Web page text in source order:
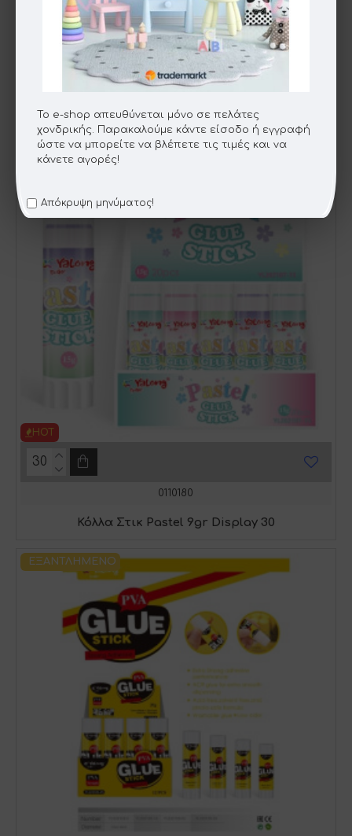
Το e-shop απευθύνεται μόνο σε πελάτες
χονδρικής. Παρακαλούμε κάντε είσοδο ή εγγραφή
ώστε να μπορείτε να βλέπετε τις τιμές και να
κάνετε αγορές!
Απόκρυψη μηνύματος!
0110169
HOT
0110180
Κόλλα Στικ Pastel 9gr Display 30
ΕΞΑΝΤΛΗΜΈΝΟ